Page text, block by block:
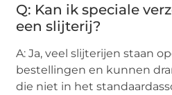
Q: Kan ik speciale
een slijterij?
A: Ja, veel slijterijen staan
bestellingen en kunnen
die niet in het